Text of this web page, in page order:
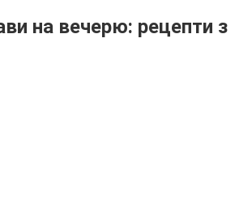
на вечерю: рецепти з